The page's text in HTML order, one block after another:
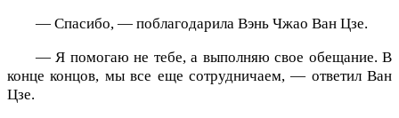
— Спасибо, — поблагодарила Вэнь Чжао Ван Цзе.
— Я помогаю не тебе, а выполняю свое обещание. В
конце концов, мы все еще сотрудничаем, — ответил Ван
Цзе.